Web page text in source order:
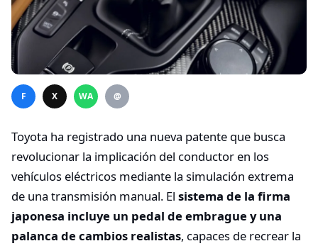
F X WA @
Toyota ha registrado una nueva patente que busca
revolucionar la implicación del conductor en los
vehículos eléctricos mediante la simulación extrema
de una transmisión manual. El sistema de la firma
japonesa incluye un pedal de embrague y una
palanca de cambios realistas, capaces de recrear la